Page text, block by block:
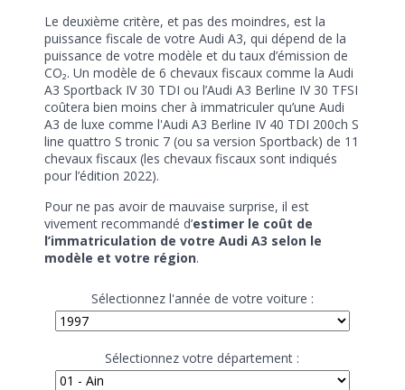
Le deuxième critère, et pas des moindres, est la
puissance fiscale de votre Audi A3, qui dépend de la
puissance de votre modèle et du taux d’émission de
CO₂. Un modèle de 6 chevaux fiscaux comme la Audi
A3 Sportback IV 30 TDI ou l’Audi A3 Berline IV 30 TFSI
coûtera bien moins cher à immatriculer qu’une Audi
A3 de luxe comme l'Audi A3 Berline IV 40 TDI 200ch S
line quattro S tronic 7 (ou sa version Sportback) de 11
chevaux fiscaux (les chevaux fiscaux sont indiqués
pour l’édition 2022).
Pour ne pas avoir de mauvaise surprise, il est
vivement recommandé d’estimer le coût de
l’immatriculation de votre Audi A3 selon le
modèle et votre région.
Sélectionnez l'année de votre voiture :
Sélectionnez votre département :